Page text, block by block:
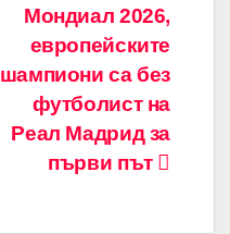
Мондиал 2026,
европейските
шампиони са без
футболист на
Реал Мадрид за
първи път